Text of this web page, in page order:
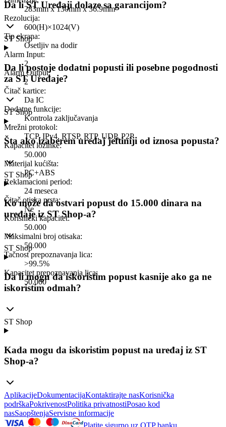
283mm x 130mm x 36.9mm
Rezolucija:
600(H)×1024(V)
Tip ekrana:
Osetljiv na dodir
Alarm Input:
2
Alarm Output:
2
Čitač kartice:
Da IC
Dodatne funkcije:
Kontrola zaključavanja
Mrežni protokol:
TCP, IPv4, RTSP, RTP, UDP, P2P
Kapacitet lozinke:
50.000
Materijal kućišta:
PC+ABS
Reklamacioni period:
24 meseca
Čitač otiska prsta:
Ne
Korisnički kapacitet:
50.000
Maksimalni broj otisaka:
50.000
Tačnost prepoznavanja lica:
>99.5%
Kapacitet prepoznavanja lica:
50.000
Da li ST Uređaji dolaze sa garancijom?
ST Shop
Da li postoje dodatni popusti ili posebne pogodnosti
za ST Uređaje?
ST Shop
Šta ako izaberem uređaj jeftiniji od iznosa popusta?
ST Shop
Ko može da ostvari popust do 15.000 dinara na
uređaje iz ST Shop-a?
ST Shop
Da li mogu da iskoristim popust kasnije ako ga ne
iskoristim odmah?
ST Shop
Kada mogu da iskoristim popust na uređaj iz ST
Shop-a?
AplikacijeDokumentacijaKontaktirajte nasKorisnička
podrškaPokrivenostPolitika privatnostiPosao kod
nasSaopštenjaServisne informacije
Platite sigurno uz OTP banku